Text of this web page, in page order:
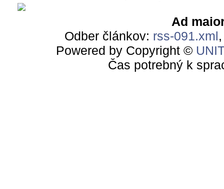
Ad
Odber článkov: rss-091.xml
Powered by Copyright ©
Čas potrebný k